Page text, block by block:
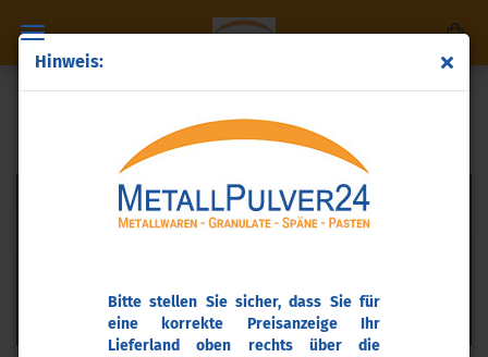
Hinweis:
Bitte stellen Sie sicher, dass Sie für
eine korrekte Preisanzeige Ihr
Lieferland oben rechts über die
PASTEN